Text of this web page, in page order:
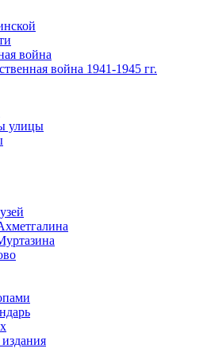
война
война 1941-1945 гг.
улицы